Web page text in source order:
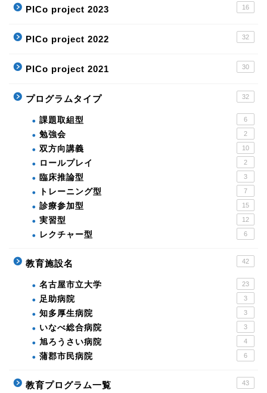
PICo project 2023 16
PICo project 2022 32
PICo project 2021 30
プログラムタイプ 32
課題取組型 6
勉強会 2
双方向講義 10
ロールプレイ 2
臨床推論型 3
トレーニング型 7
診療参加型 15
実習型 12
レクチャー型 6
教育施設名 42
名古屋市立大学 23
足助病院 3
知多厚生病院 3
いなべ総合病院 3
旭ろうさい病院 4
蒲郡市民病院 6
教育プログラム一覧 43